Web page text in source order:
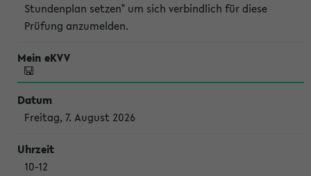
Stundenplan setzen" um sich verbindlich für diese
Prüfung anzumelden.
Freitag, 7. August 2026
10-12